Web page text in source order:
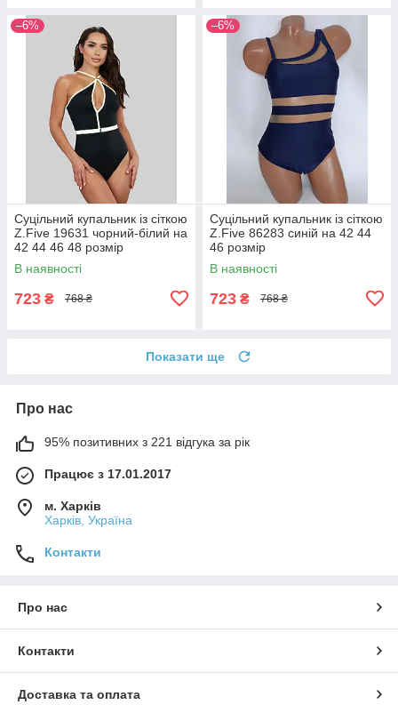
–6%
Суцільний купальник із сіткою
Z.Five 19631 чорний-білий на
42 44 46 48 розмір
В наявності
723 ₴ 768 ₴
–6%
Суцільний купальник із сіткою
Z.Five 86283 синій на 42 44
46 розмір
В наявності
723 ₴ 768 ₴
Показати ще
Про нас
95% позитивних з 221 відгука за рік
Працює з 17.01.2017
м. Харків
Харків, Україна
Контакти
Про нас
Контакти
Доставка та оплата